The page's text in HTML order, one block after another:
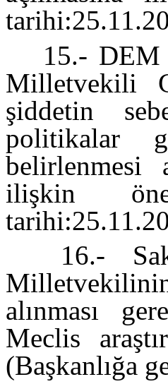
15.- DEM
Milletvekili
şiddetin
politikalar
belirlenmesi
ilişkin
16.-
alınması
Meclis
(Başkanlığa